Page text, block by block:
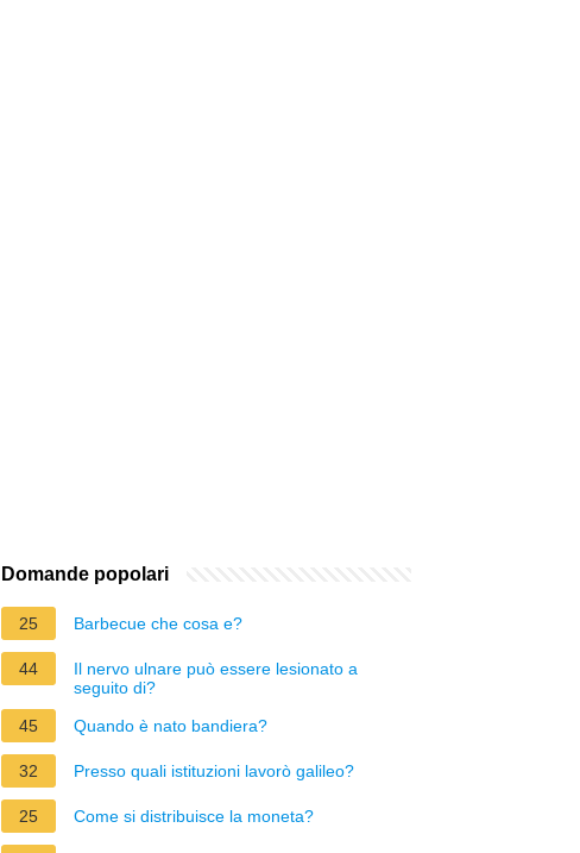
Domande popolari
25 Barbecue che cosa e?
44
Il nervo ulnare può essere lesionato a
seguito di?
45
Quando è nato bandiera?
32 Presso quali istituzioni lavorò galileo?
25 Come si distribuisce la moneta?